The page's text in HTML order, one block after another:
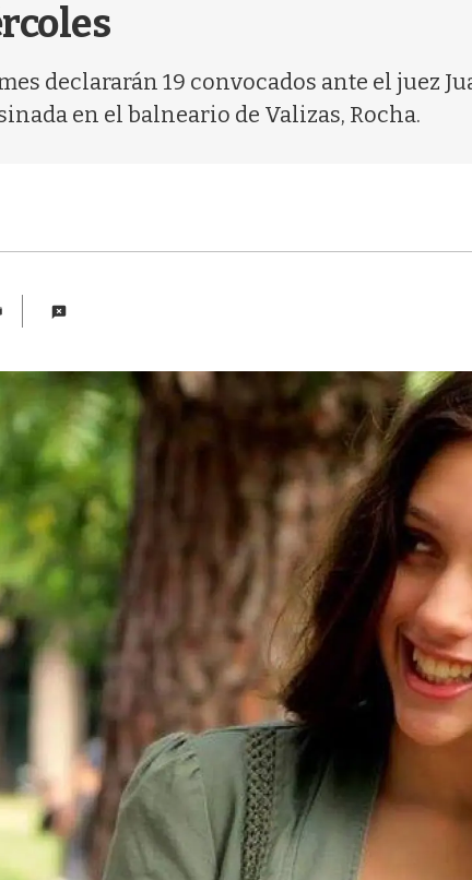
declararán 19 convocados ante el juez
en el balneario de Valizas, Rocha.